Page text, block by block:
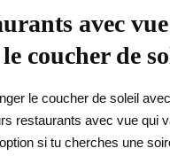
avec
coucher de
le coucher de soleil
restaurants avec vue qui
si tu cherches une